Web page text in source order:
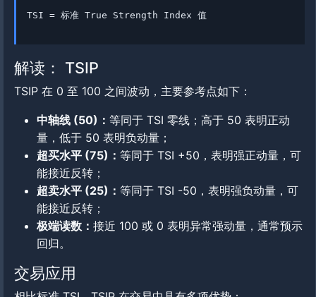
TSI = 标准 True Strength Index 值
解读： TSIP
TSIP 在 0 至 100 之间波动，主要参考点如下：
中轴线 (50)： 等同于 TSI 零线；高于 50 表明正动
量，低于 50 表明负动量；
超买水平 (75)： 等同于 TSI +50，表明强正动量，可
能接近反转；
超卖水平 (25)： 等同于 TSI -50，表明强负动量，可
能接近反转；
极端读数： 接近 100 或 0 表明异常强动量，通常预示
回归。
交易应用